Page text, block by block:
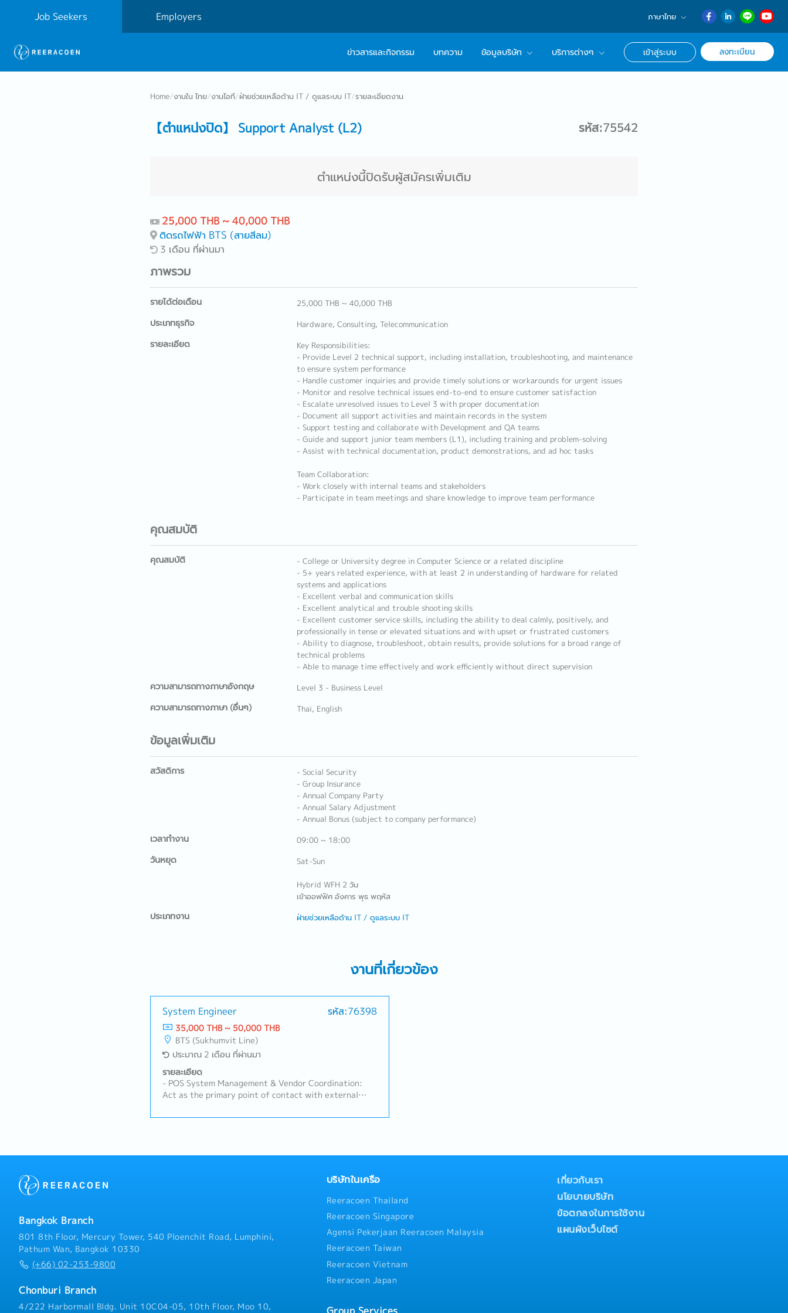
Job Seekers Employers ภาษาไทย
English
日本語
ข่าวสารและกิจกรรม บทความ ข้อมูลบริษัท บริการต่างๆ เข้าสู่ระบบ ลงทะเบียน
Home/งานใน ไทย/งานไอที/ฝ่ายช่วยเหลือด้าน IT / ดูแลระบบ IT/รายละเอียดงาน
【ตำแหน่งปิด】 Support Analyst (L2) รหัส:75542
ตำแหน่งนี้ปิดรับผู้สมัครเพิ่มเติม
25,000 THB ~ 40,000 THB
ติดรถไฟฟ้า BTS (สายสีลม)
3 เดือน ที่ผ่านมา
ภาพรวม
รายได้ต่อเดือน 25,000 THB ~ 40,000 THB
ประเภทธุรกิจ Hardware, Consulting, Telecommunication
รายละเอียด
Key Responsibilities:
- Provide Level 2 technical support, including installation, troubleshooting, and maintenance
to ensure system performance
- Handle customer inquiries and provide timely solutions or workarounds for urgent issues
- Monitor and resolve technical issues end-to-end to ensure customer satisfaction
- Escalate unresolved issues to Level 3 with proper documentation
- Document all support activities and maintain records in the system
- Support testing and collaborate with Development and QA teams
- Guide and support junior team members (L1), including training and problem-solving
- Assist with technical documentation, product demonstrations, and ad hoc tasks
Team Collaboration:
- Work closely with internal teams and stakeholders
- Participate in team meetings and share knowledge to improve team performance
คุณสมบัติ
คุณสมบัติ
- College or University degree in Computer Science or a related discipline
- 5+ years related experience, with at least 2 in understanding of hardware for related
systems and applications
- Excellent verbal and communication skills
- Excellent analytical and trouble shooting skills
- Excellent customer service skills, including the ability to deal calmly, positively, and
professionally in tense or elevated situations and with upset or frustrated customers
- Ability to diagnose, troubleshoot, obtain results, provide solutions for a broad range of
technical problems
- Able to manage time effectively and work efficiently without direct supervision
ความสามารถทางภาษาอังกฤษ Level 3 - Business Level
ความสามารถทางภาษา (อื่นๆ) Thai, English
ข้อมูลเพิ่มเติม
สวัสดิการ
- Social Security
- Group Insurance
- Annual Company Party
- Annual Salary Adjustment
- Annual Bonus (subject to company performance)
เวลาทำงาน 09:00 ~ 18:00
วันหยุด Sat-Sun
Hybrid WFH 2 วัน
เข้าออฟฟิศ อังคาร พุธ พฤหัส
ประเภทงาน ฝ่ายช่วยเหลือด้าน IT / ดูแลระบบ IT
งานที่เกี่ยวข้อง
System Engineer รหัส:76398
35,000 THB ~ 50,000 THB
BTS (Sukhumvit Line)
ประมาณ 2 เดือน ที่ผ่านมา
รายละเอียด
- POS System Management & Vendor Coordination:
Act as the primary point of contact with external
upgrade the store's POS systems.- On-Site Store
daily operations and minimize technical downtime.-
Bangkok Branch
801 8th Floor, Mercury Tower, 540 Ploenchit Road, Lumphini,
Pathum Wan, Bangkok 10330
(+66) 02-253-9800
Chonburi Branch
4/222 Harbormall Bldg. Unit 10C04-05, 10th Floor, Moo 10,
บริษัทในเครือ
Reeracoen Thailand
Reeracoen Singapore
Agensi Pekerjaan Reeracoen Malaysia
Reeracoen Taiwan
Reeracoen Vietnam
Reeracoen Japan
เกี่ยวกับเรา
นโยบายบริษัท
ข้อตกลงในการใช้งาน
แผนผังเว็บไซต์